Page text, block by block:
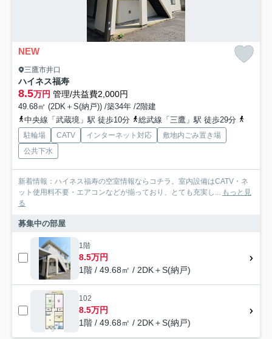
NEW
三鷹市井口
ハイネス福寿
8.5万円 管理/共益費2,000円
49.68㎡ (2DK＋S(納戸)) /築34年 /2階建
中央線「武蔵境」駅 徒歩10分
総武線「三鷹」駅 徒歩29分
駐輪場 CATV インターネット対応
敷地内ごみ置き場
公共下水
新着情報：ハイネス福寿の空室情報ならコチラ。室内設備はCATV・ネ
ット使用料不要・エアコンなどが揃っており、とても充実し...
もっと見
る
募集中の部屋
1階
8.5万円
1階 / 49.68㎡ / 2DK＋S(納戸)
102
8.5万円
1階 / 49.68㎡ / 2DK＋S(納戸)